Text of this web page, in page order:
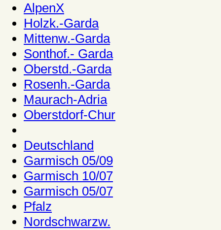
AlpenX
Holzk.-Garda
Mittenw.-Garda
Sonthof.- Garda
Oberstd.-Garda
Rosenh.-Garda
Maurach-Adria
Oberstdorf-Chur
Deutschland
Garmisch 05/09
Garmisch 10/07
Garmisch 05/07
Pfalz
Nordschwarzw.